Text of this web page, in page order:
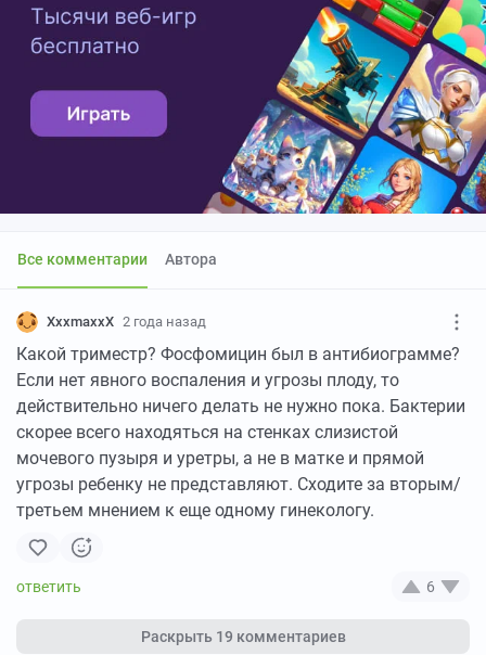
Все комментарии Автора
XxxmaxxX 2 года назад
Какой триместр? Фосфомицин был в антибиограмме?
Если нет явного воспаления и угрозы плоду, то
действительно ничего делать не нужно пока. Бактерии
скорее всего находяться на стенках слизистой
мочевого пузыря и уретры, а не в матке и прямой
угрозы ребенку не представляют. Сходите за вторым/
третьем мнением к еще одному гинекологу.
6
Раскрыть 19 комментариев